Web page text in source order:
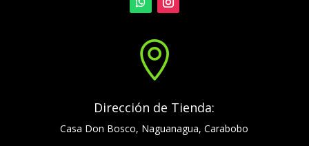

Dirección de Tienda:
Casa Don Bosco, Naguanagua, Carabobo